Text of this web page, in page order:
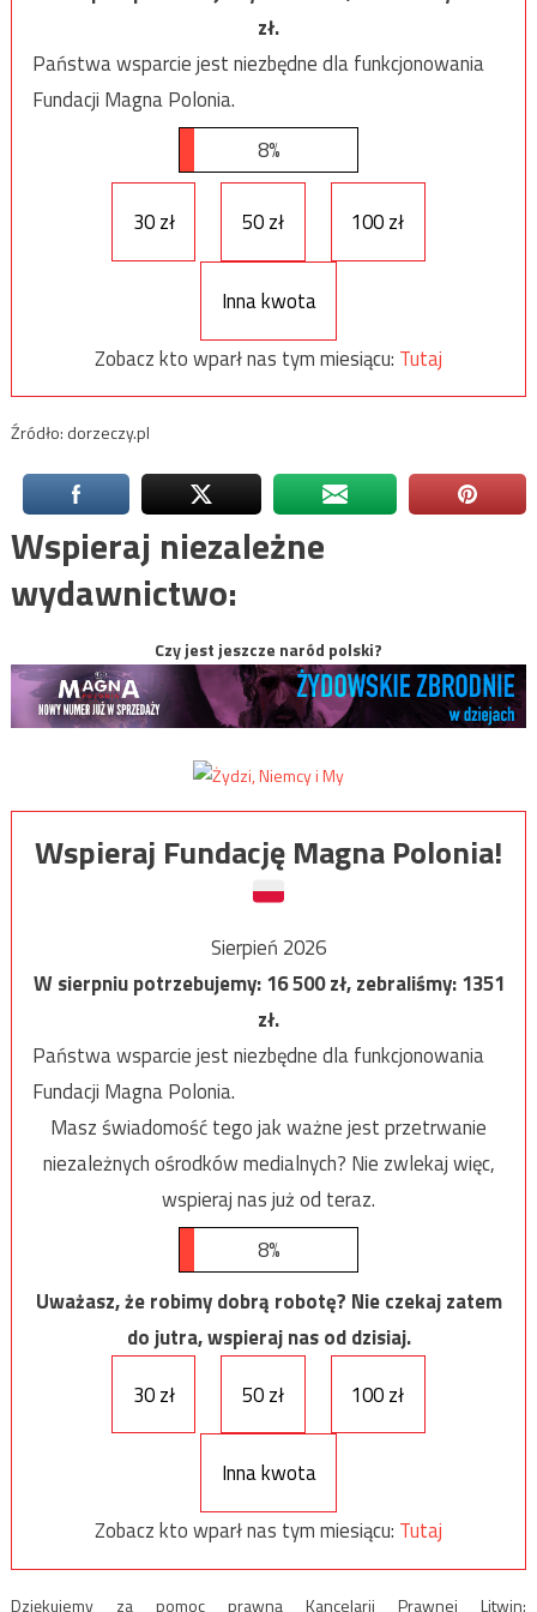
zł.
Państwa wsparcie jest niezbędne dla funkcjonowania
Fundacji Magna Polonia.
8%
30 zł 50 zł 100 zł
Inna kwota
Zobacz kto wparł nas tym miesiącu: Tutaj
Źródło: dorzeczy.pl
Wspieraj niezależne
wydawnictwo:
Czy jest jeszcze naród polski?
Wspieraj Fundację Magna Polonia!
Sierpień 2026
W sierpniu potrzebujemy:16 500zł, zebraliśmy:1351
zł.
Państwa wsparcie jest niezbędne dla funkcjonowania
Fundacji Magna Polonia.
Masz świadomość tego jak ważne jest przetrwanie
niezależnych ośrodków medialnych? Nie zwlekaj więc,
wspieraj nas już od teraz.
8%
Uważasz, że robimy dobrą robotę? Nie czekaj zatem
do jutra, wspieraj nas od dzisiaj.
30 zł
50 zł 100 zł
Inna kwota
Zobacz kto wparł nas tym miesiącu: Tutaj
Dziękujemy za pomoc prawną Kancelarii Prawnej Litwin: